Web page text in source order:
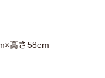
高さ58cm